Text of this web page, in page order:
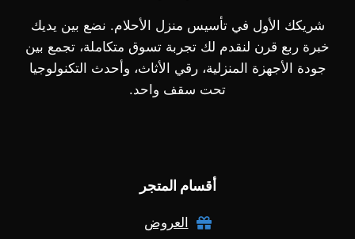
شريكك الأول في تأسيس منزل الأحلام. نضع بين يديك
خبرة ربع قرن لنقدم لك تجربة تسوق متكاملة، تجمع بين
جودة الأجهزة المنزلية، رقي الأثاث، وأحدث التكنولوجيا
تحت سقف واحد.
أقسام المتجر
العروض